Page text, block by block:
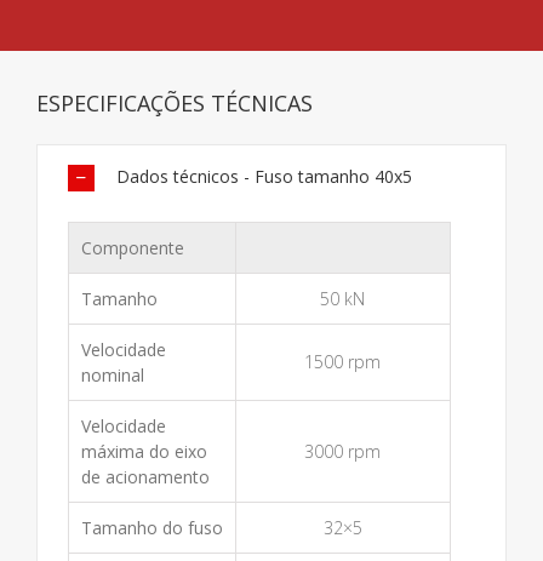
ESPECIFICAÇÕES TÉCNICAS
Dados técnicos - Fuso tamanho 40x5
Componente
Tamanho 50 kN
Velocidade
nominal
1500 rpm
Velocidade
máxima do eixo
de acionamento
3000 rpm
Tamanho do fuso 32×5